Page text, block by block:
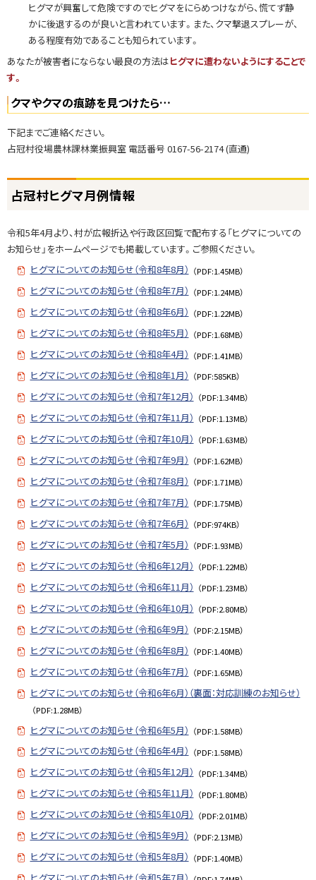
ヒグマが興奮して危険ですのでヒグマをにらめつけながら、慌てず静
かに後退するのが良いと言われています。また、クマ撃退スプレーが、
ある程度有効であることも知られています。
あなたが被害者にならない最良の方法はヒグマに遭わないようにすることで
す。
クマやクマの痕跡を見つけたら…
下記までご連絡ください。
占冠村役場農林課林業振興室 電話番号 0167-56-2174 (直通)
ッ
に
戻
占冠村ヒグマ月例情報
令和5年4月より、村が広報折込や行政区回覧で配布する「ヒグマについての
お知らせ」をホームページでも掲載しています。ご参照ください。
ヒグマについてのお知らせ（令和8年8月） （PDF:1.45MB）
ヒグマについてのお知らせ（令和8年7月） （PDF:1.24MB）
ヒグマについてのお知らせ（令和8年6月） （PDF:1.22MB）
ヒグマについてのお知らせ（令和8年5月） （PDF:1.68MB）
ヒグマについてのお知らせ（令和8年4月） （PDF:1.41MB）
ヒグマについてのお知らせ（令和8年1月） （PDF:585KB）
ヒグマについてのお知らせ（令和7年12月） （PDF:1.34MB）
ヒグマについてのお知らせ（令和7年11月） （PDF:1.13MB）
ヒグマについてのお知らせ（令和7年10月） （PDF:1.63MB）
ヒグマについてのお知らせ（令和7年9月） （PDF:1.62MB）
ヒグマについてのお知らせ（令和7年8月） （PDF:1.71MB）
ヒグマについてのお知らせ（令和7年7月） （PDF:1.75MB）
ヒグマについてのお知らせ（令和7年6月） （PDF:974KB）
ヒグマについてのお知らせ（令和7年5月） （PDF:1.93MB）
ヒグマについてのお知らせ（令和6年12月） （PDF:1.22MB）
ヒグマについてのお知らせ（令和6年11月） （PDF:1.23MB）
ヒグマについてのお知らせ（令和6年10月） （PDF:2.80MB）
ヒグマについてのお知らせ（令和6年9月） （PDF:2.15MB）
ヒグマについてのお知らせ（令和6年8月） （PDF:1.40MB）
ヒグマについてのお知らせ（令和6年7月） （PDF:1.65MB）
ヒグマについてのお知らせ（令和6年6月）（裏面：対応訓練のお知らせ）
（PDF:1.28MB）
ヒグマについてのお知らせ（令和6年5月） （PDF:1.58MB）
ヒグマについてのお知らせ（令和6年4月） （PDF:1.58MB）
ヒグマについてのお知らせ（令和5年12月） （PDF:1.34MB）
ヒグマについてのお知らせ（令和5年11月） （PDF:1.80MB）
ヒグマについてのお知らせ（令和5年10月） （PDF:2.01MB）
ヒグマについてのお知らせ（令和5年9月） （PDF:2.13MB）
ヒグマについてのお知らせ（令和5年8月） （PDF:1.40MB）